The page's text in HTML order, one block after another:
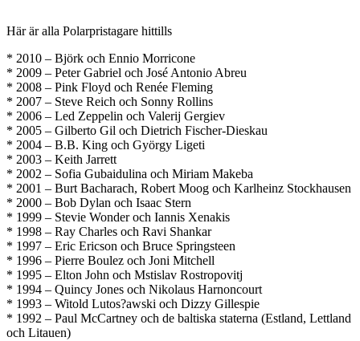
Här är alla Polarpristagare hittills
* 2010 – Björk och Ennio Morricone
* 2009 – Peter Gabriel och José Antonio Abreu
* 2008 – Pink Floyd och Renée Fleming
* 2007 – Steve Reich och Sonny Rollins
* 2006 – Led Zeppelin och Valerij Gergiev
* 2005 – Gilberto Gil och Dietrich Fischer-Dieskau
* 2004 – B.B. King och György Ligeti
* 2003 – Keith Jarrett
* 2002 – Sofia Gubaidulina och Miriam Makeba
* 2001 – Burt Bacharach, Robert Moog och Karlheinz Stockhausen
* 2000 – Bob Dylan och Isaac Stern
* 1999 – Stevie Wonder och Iannis Xenakis
* 1998 – Ray Charles och Ravi Shankar
* 1997 – Eric Ericson och Bruce Springsteen
* 1996 – Pierre Boulez och Joni Mitchell
* 1995 – Elton John och Mstislav Rostropovitj
* 1994 – Quincy Jones och Nikolaus Harnoncourt
* 1993 – Witold Lutos?awski och Dizzy Gillespie
* 1992 – Paul McCartney och de baltiska staterna (Estland, Lettland
och Litauen)